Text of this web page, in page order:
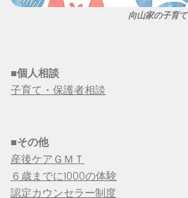
向山家の子育て
■個人相談
子育て・保護者相談
■その他
産後ケアＧＭＴ
６歳までに1000の体験
認定カウンセラー制度